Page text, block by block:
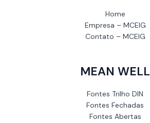
Home
Empresa – MCEIG
Contato – MCEIG
MEAN WELL
Fontes Trilho DIN
Fontes Fechadas
Fontes Abertas